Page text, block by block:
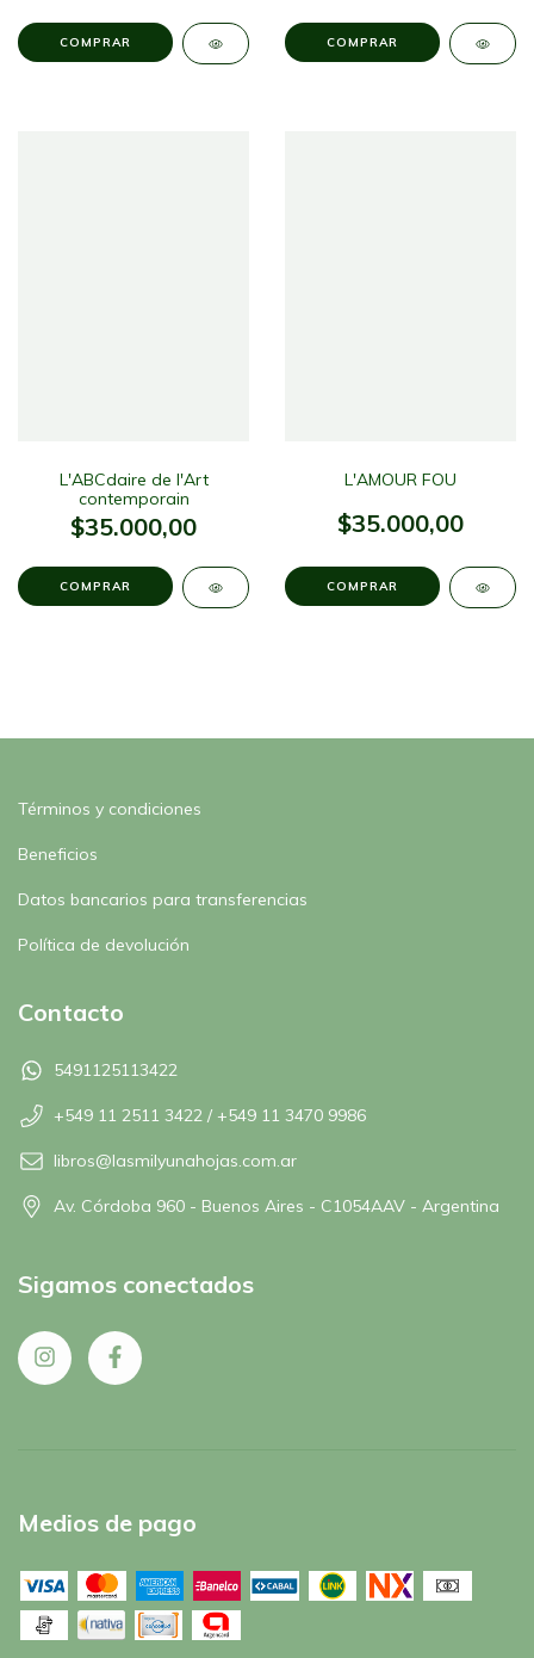
L'ABCdaire de l'Art
contemporain
$35.000,00
L'AMOUR FOU
$35.000,00
Términos y condiciones
Beneficios
Datos bancarios para transferencias
Política de devolución
Contacto
5491125113422
+549 11 2511 3422 / +549 11 3470 9986
libros@lasmilyunahojas.com.ar
Av. Córdoba 960 - Buenos Aires - C1054AAV - Argentina
Sigamos conectados
Medios de pago